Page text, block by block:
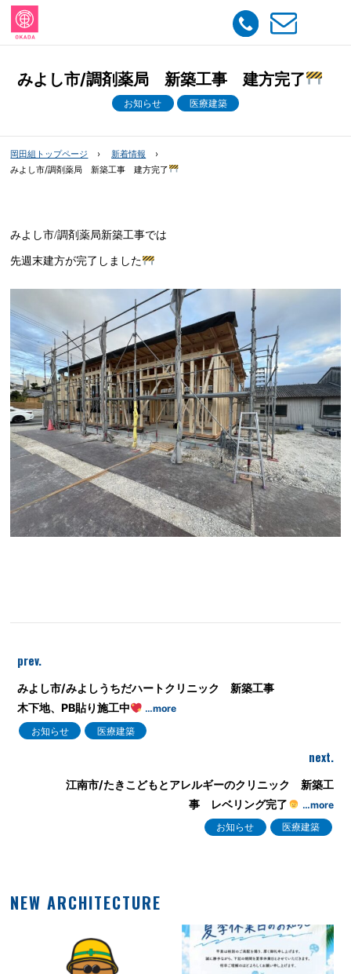
みよし市/調剤薬局 新築工事 建方完了
お知らせ 医療建築
岡田組トップページ
新着情報
みよし市/調剤薬局 新築工事 建方完了
みよし市/調剤薬局新築工事では
先週末建方が完了しました
prev.
みよし市/みよしうちだハートクリニック 新築工事
木下地、PB貼り施工中
…more
お知らせ
医療建築
next.
江南市/たきこどもとアレルギーのクリニック 新築工
事 レベリング完了
…more
お知らせ
医療建築
NEW ARCHITECTURE